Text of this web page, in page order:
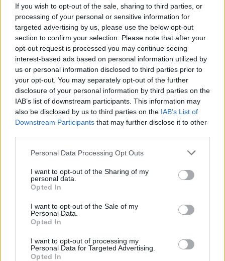
If you wish to opt-out of the sale, sharing to third parties, or
processing of your personal or sensitive information for
targeted advertising by us, please use the below opt-out
section to confirm your selection. Please note that after your
opt-out request is processed you may continue seeing
interest-based ads based on personal information utilized by
us or personal information disclosed to third parties prior to
your opt-out. You may separately opt-out of the further
disclosure of your personal information by third parties on the
IAB’s list of downstream participants. This information may
also be disclosed by us to third parties on the IAB’s List of
Downstream Participants that may further disclose it to other
Please note that this website/app uses one or more Google
not limited to your visit or usage behaviour. You may click to
grant or deny consent to Google and its third-party tags to
use your data for below specified purposes in below Google
consent section.
Personal Data Processing Opt Outs
I want to opt-out of the Sharing of my
personal data.
Opted In
I want to opt-out of the Sale of my
Personal Data.
Opted In
I want to opt-out of processing my
Personal Data for Targeted Advertising.
Opted In
Az igazgató a mögöttük álló évadról szólva
elmondta: az idén a tartalékaikat élték fel, kevesebb
évad végéig, és ez fényesen beigazolódott" -
Bunyószívés aJános vitézcímű előadást említette.
Hangsúlyozta: az, hogy a színház a tartalékaiból
egyre többen játszanak gyermek- és ifjúsági
előadásokat, és sok színház jelentkezik ifjúsági
az egyedülálló repertoárunkkal nehéz konkurálni,
tehát ezt kell továbbfejleszteni" - mondta.